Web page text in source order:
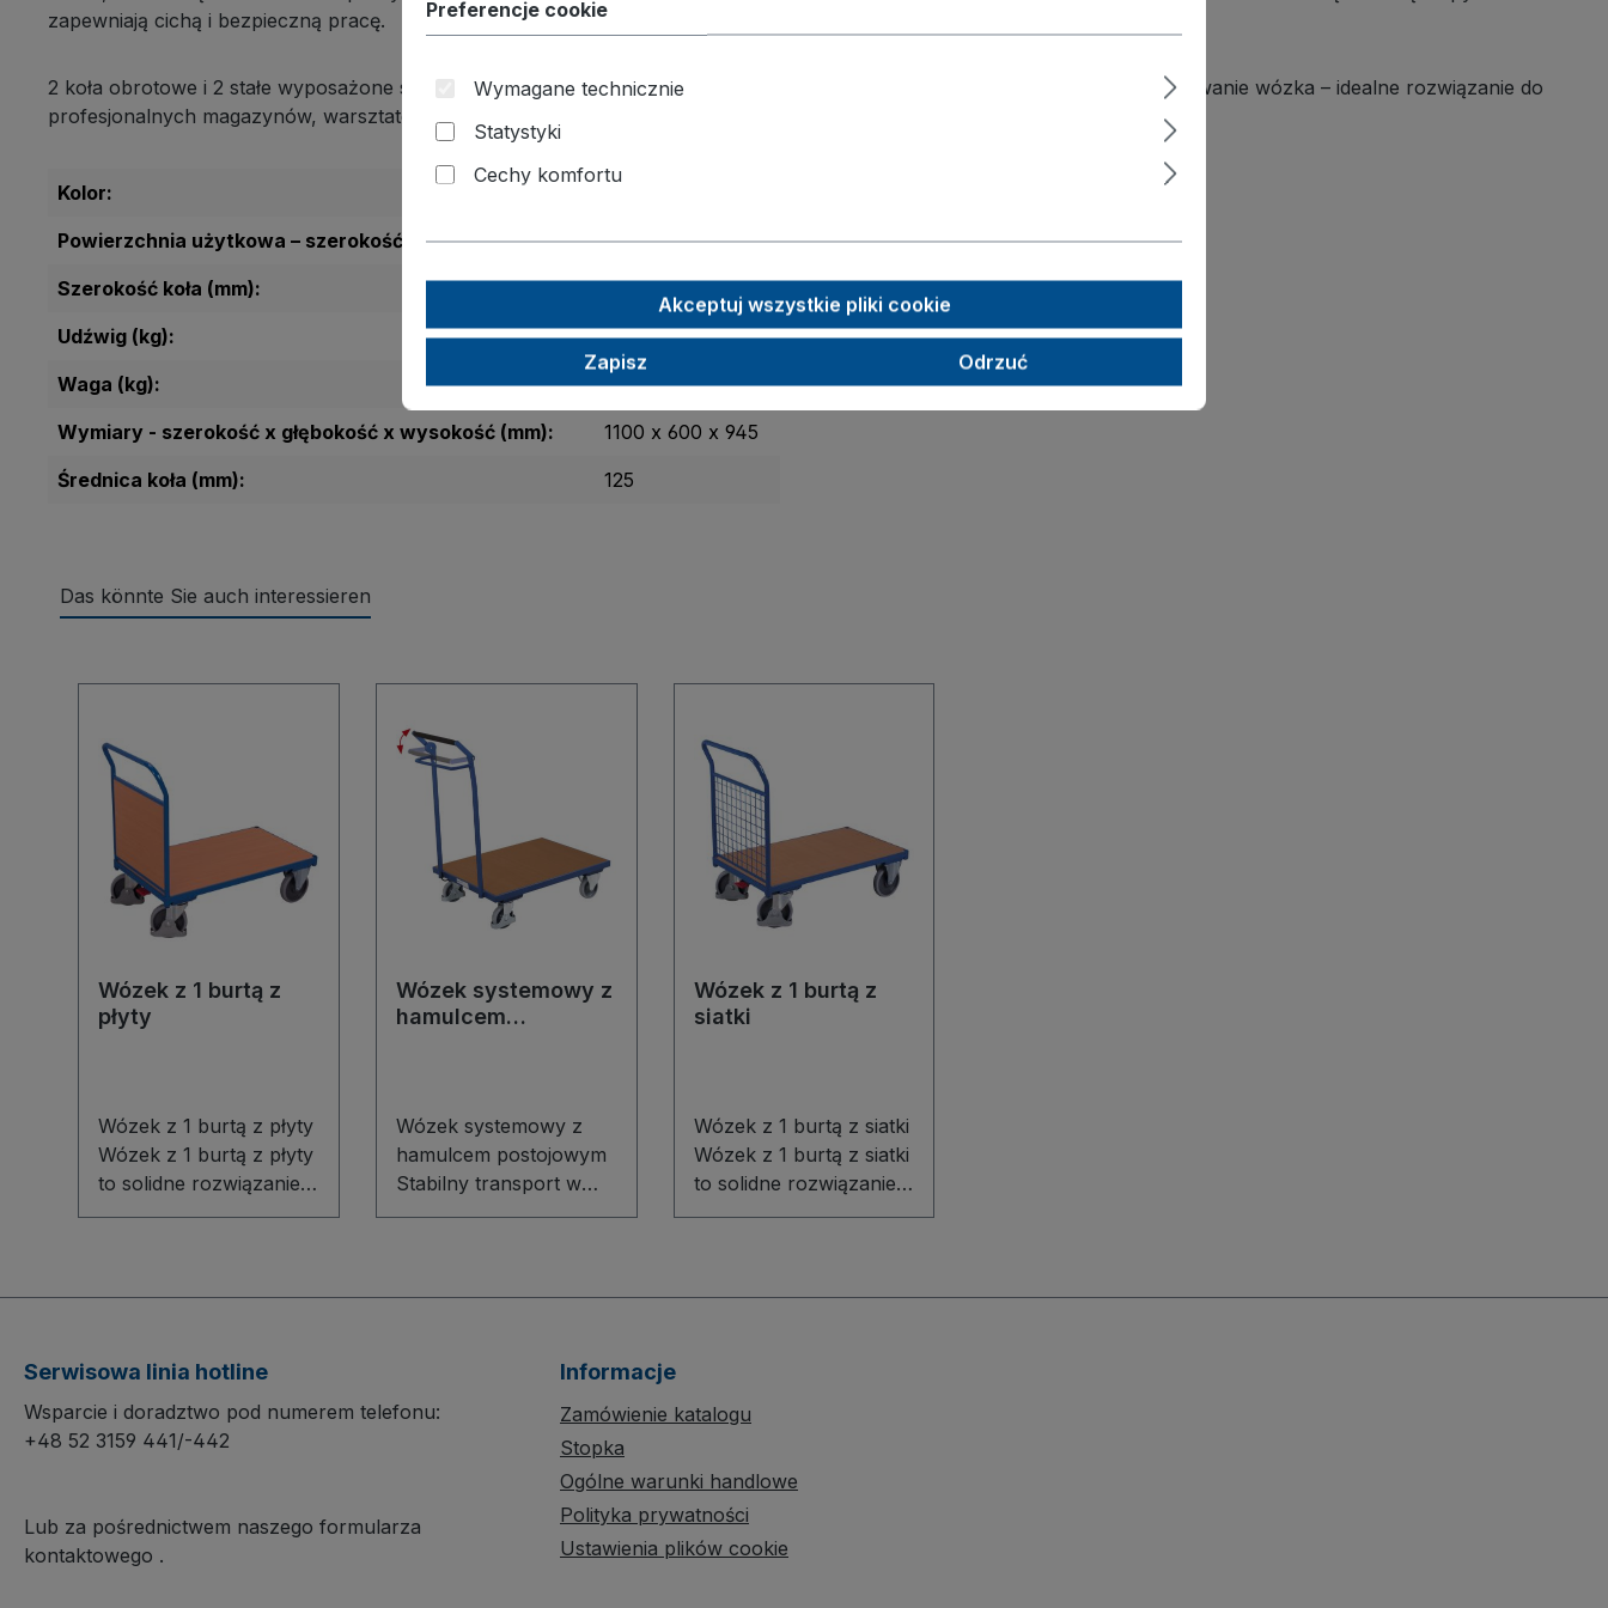
zapewniają cichą i bezpieczną pracę.
2 koła obrotowe i 2 stałe wyposażone są w patentowaneEasySTOP-bremssystem
, które umożliwia szybkie, centralne blokowanie wózka – idealne rozwiązanie do
profesjonalnych magazynów, warsztatów i hal produkcyjnych.
Kolor:
Powierzchnia użytkowa – szerokość x głębokość :
1000 x 600
Szerokość koła (mm):
30
Udźwig (kg):
200
Waga (kg):
22,5
Wymiary - szerokość x głębokość x wysokość (mm):
1100 x 600 x 945
Średnica koła (mm):
125
Das könnte Sie auch interessieren
Wózek z 1 burtą z
płyty
Wózek z 1 burtą z płyty
Wózek z 1 burtą z płyty
to solidne rozwiązanie
do intensywnego
Budowa modułowa z
stabilność i długą
żywotność.
Powierzchnia użytkowa
odporne na
uszkodzenia
Wózek systemowy z
hamulcem
Wózek systemowy z
hamulcem postojowym
Stabilny transport w
każdych warunkach
łączy wysoką
wyjątkową wygodą
obsługi. Innowacyjna
stalowa konstrukcja
powierzchnia z płyty
Wózek z 1 burtą z
siatki
Wózek z 1 burtą z siatki
Wózek z 1 burtą z siatki
to solidne rozwiązanie
do transportu w
konstrukcja z
drewnopodobnej
trwałość przy
użytkowaniu. Pałąk z
siatki drucianej (oczko
Serwisowa linia hotline
Wsparcie i doradztwo pod numerem telefonu:
+48 52 3159 441/-442
Lub za pośrednictwem naszego formularza
kontaktowego .
Informacje
Zamówienie katalogu
Stopka
Ogólne warunki handlowe
Polityka prywatności
Ustawienia plików cookie
Preferencje cookie
Wymagane technicznie
Statystyki
Cechy komfortu
Akceptuj wszystkie pliki cookie
Zapisz Odrzuć